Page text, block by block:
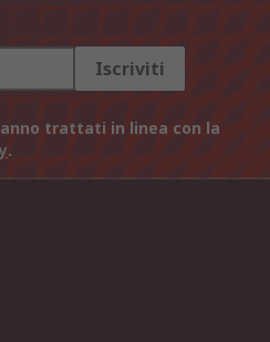
Iscriviti
trattati in linea con la
.